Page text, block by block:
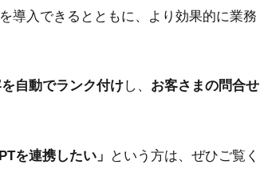
導入できるとともに、より効果的に業務
自動でランク付けし、 お客さまの問合せ
を連携したい」
という方は、ぜひご覧く